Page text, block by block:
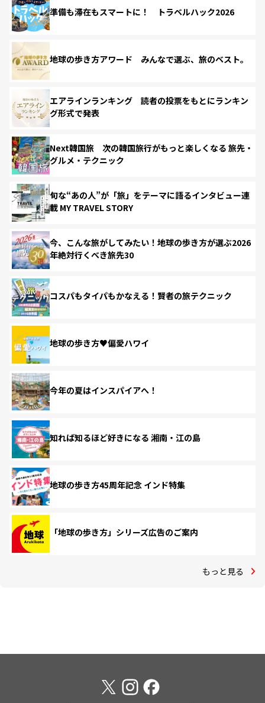
準備も滞在もスマートに！ トラベルハック2026
地球の歩き方アワード みんなで選ぶ、旅のベスト。
エアラインランキング 読者の投票をもとにランキン
グ形式で発表
Next韓国旅 次の韓国旅行がもっと楽しくなる 旅先・
グルメ・テクニック
旬な“あの人”が「旅」をテーマに語るインタビュー連
載 MY TRAVEL STORY
今、こんな旅がしてみたい！地球の歩き方が選ぶ2026
年絶対行くべき旅先30
コスパもタイパもかなえる！賢者の旅テクニック
地球の歩き方♥偏愛ハワイ
今年の夏はインスパイアへ！
知れば知るほど好きになる 湘南・江の島
地球の歩き方45周年記念 インド特集
「地球の歩き方」シリーズ広告のご案内
もっと見る